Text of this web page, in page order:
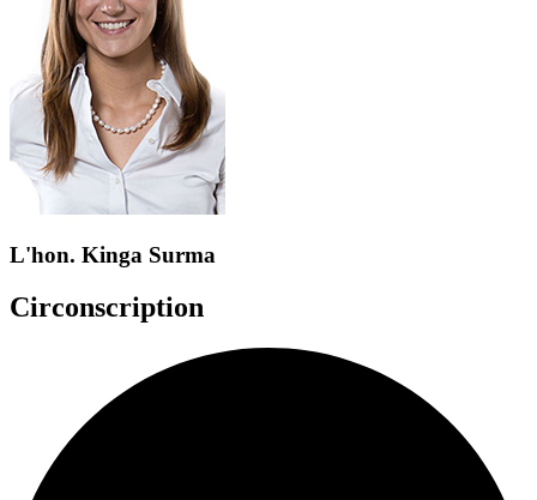
L'hon. Kinga Surma
Circonscription